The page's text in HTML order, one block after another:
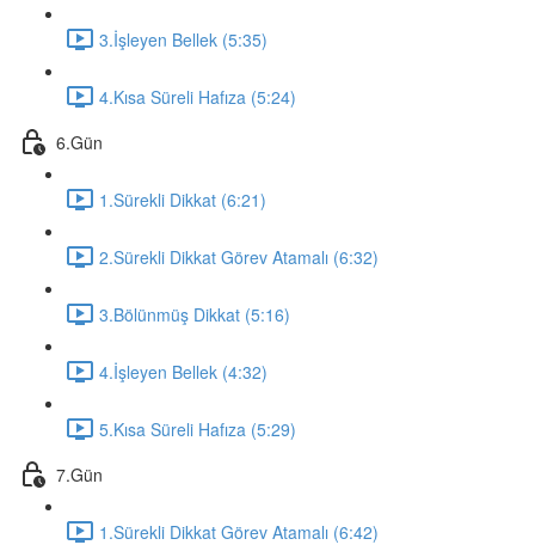
3.İşleyen Bellek (5:35)
4.Kısa Süreli Hafıza (5:24)
6.Gün
1.Sürekli Dikkat (6:21)
2.Sürekli Dikkat Görev Atamalı (6:32)
3.Bölünmüş Dikkat (5:16)
4.İşleyen Bellek (4:32)
5.Kısa Süreli Hafıza (5:29)
7.Gün
1.Sürekli Dikkat Görev Atamalı (6:42)